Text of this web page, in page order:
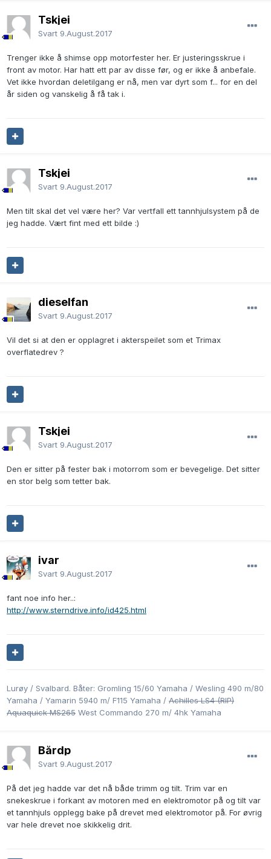
Tskjei
Svart 9.August.2017
Trenger ikke å shimse opp motorfester her. Er justeringsskrue i
front av motor. Har hatt ett par av disse før, og er ikke å anbefale.
Vet ikke hvordan deletilgang er nå, men var dyrt som f... for en del
år siden og vanskelig å få tak i.
Tskjei
Svart 9.August.2017
Men tilt skal det vel være her? Var vertfall ett tannhjulsystem på de
jeg hadde. Vært fint med ett bilde :)
dieselfan
Svart 9.August.2017
Vil det si at den er opplagret i akterspeilet som et Trimax
overflatedrev ?
Tskjei
Svart 9.August.2017
Den er sitter på fester bak i motorrom som er bevegelige. Det sitter
en stor belg som tetter bak.
ivar
Svart 9.August.2017
fant noe info her..:
http://www.sterndrive.info/id425.html
Lurøy / Svalbard. Båter: Gromling 15/60 Yamaha / Wesling 490 m/80
Yamaha / Yamarin 5940 m/ F115 Yamaha / Achilles LS4 (RIP)
Aquaquick MS265 West Commando 270 m/ 4hk Yamaha
Bårdp
Svart 9.August.2017
På det jeg hadde var det nå både trimm og tilt. Trim var en
snekeskrue i forkant av motoren med en elektromotor på og tilt var
et tannhjuls opplegg bake på drevet med elektromotor på. For øvrig
var hele drevet noe skikkelig drit.